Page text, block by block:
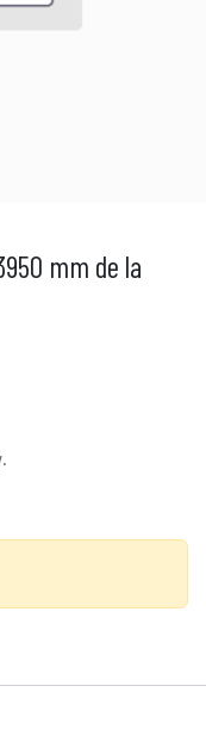
mm de la